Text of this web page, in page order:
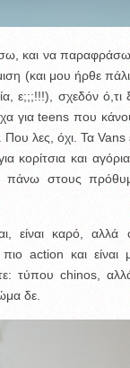
και να
(και μου ήρθε
ε;;;!!!), σχεδόν ό,τι
για teens που
λες, όχι. Τα Vans
κορίτσια και
πάνω στους
είναι καρό,
πιο action και
τύπου chinos,
δε.